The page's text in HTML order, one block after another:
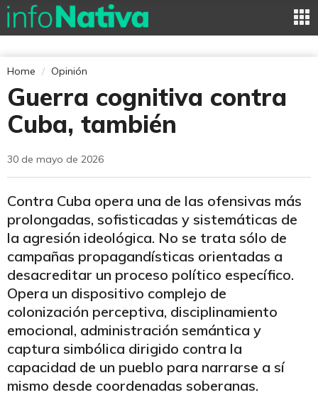
Home Opinión
Guerra cognitiva contra
Cuba, también
30 de mayo de 2026
Contra Cuba opera una de las ofensivas más
prolongadas, sofisticadas y sistemáticas de
la agresión ideológica. No se trata sólo de
campañas propagandísticas orientadas a
desacreditar un proceso político específico.
Opera un dispositivo complejo de
colonización perceptiva, disciplinamiento
emocional, administración semántica y
captura simbólica dirigido contra la
capacidad de un pueblo para narrarse a sí
mismo desde coordenadas soberanas.